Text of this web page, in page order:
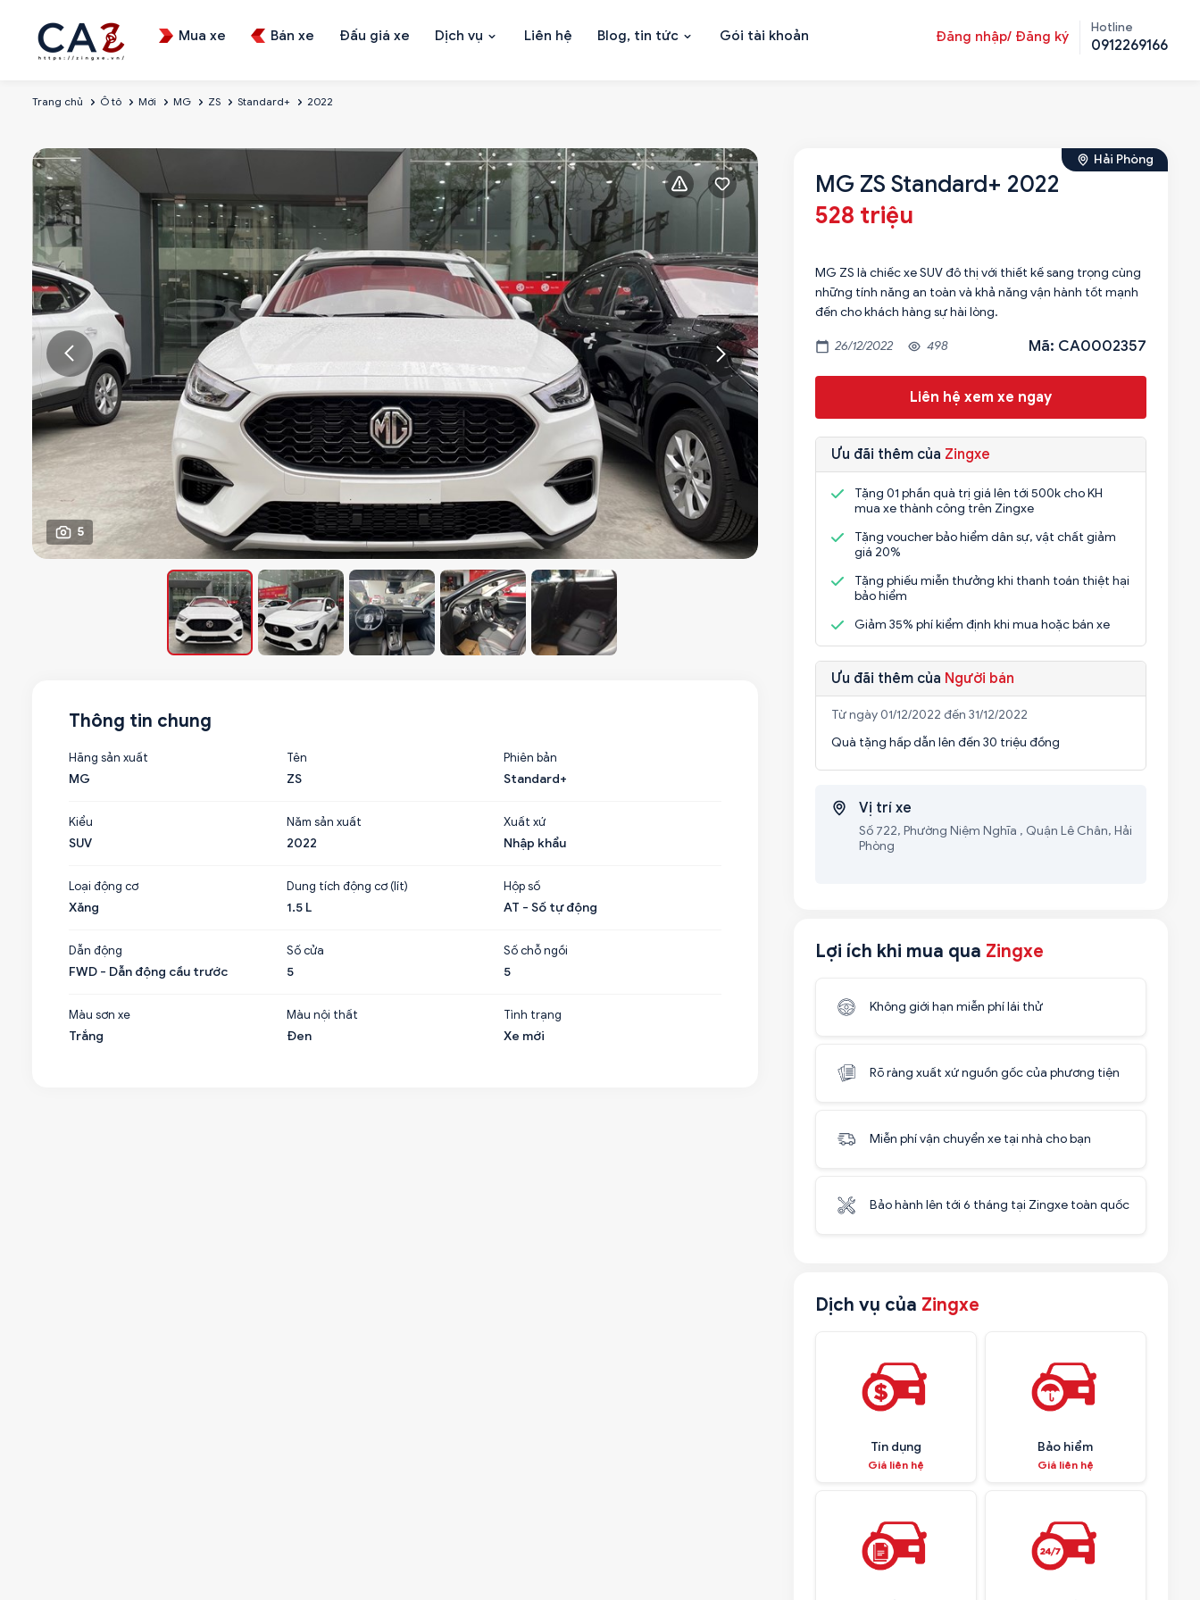
Mua xe Bán xe Đấu giá xe Dịch vụ Liên hệ Blog, tin tức Gói tài khoản Đăng nhập/ Đăng ký
Hotline
0912269166
Trang chủ Ô tô Mới MG ZS Standard+ 2022
5
Hải Phòng
MG ZS Standard+ 2022
528 triệu
MG ZS là chiếc xe SUV đô thị với thiết kế sang trọng cùng
những tính năng an toàn và khả năng vận hành tốt mạnh
đến cho khách hàng sự hài lòng.
26/12/2022 498 Mã: CA0002357
Liên hệ xem xe ngay
Ưu đãi thêm của Zingxe
Tặng 01 phần quà trị giá lên tới 500k cho KH
mua xe thành công trên Zingxe
Tặng voucher bảo hiểm dân sự, vật chất giảm
giá 20%
Tặng phiếu miễn thưởng khi thanh toán thiệt hại
bảo hiểm
Giảm 35% phí kiểm định khi mua hoặc bán xe
Ưu đãi thêm của Người bán
Từ ngày 01/12/2022 đến 31/12/2022
Quà tặng hấp dẫn lên đến 30 triệu đồng
Vị trí xe
Số 722, Phường Niệm Nghĩa , Quận Lê Chân, Hải
Phòng
Lợi ích khi mua qua Zingxe
Không giới hạn miễn phí lái thử
Rõ ràng xuất xứ nguồn gốc của phương tiện
Miễn phí vận chuyển xe tại nhà cho bạn
Bảo hành lên tới 6 tháng tại Zingxe toàn quốc
Dịch vụ của Zingxe
Tín dụng
Giá liên hệ
Bảo hiểm
Giá liên hệ
Thông tin chung
Hãng sản xuất
MG
Tên
ZS
Phiên bản
Standard+
Kiểu
SUV
Năm sản xuất
2022
Xuất xứ
Nhập khẩu
Loại động cơ
Xăng
Dung tích động cơ (lít)
1.5 L
Hộp số
AT - Số tự động
Dẫn động
FWD - Dẫn động cầu trước
Số cửa
5
Số chỗ ngồi
5
Màu sơn xe
Trắng
Màu nội thất
Đen
Tình trạng
Xe mới